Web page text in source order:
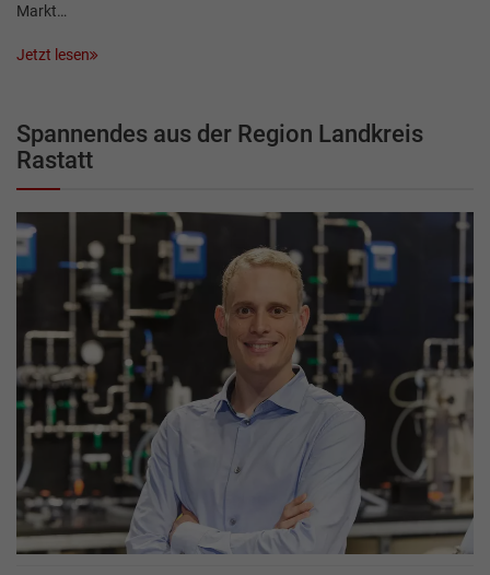
Markt…
Jetzt lesen
Spannendes aus der Region Landkreis
Rastatt